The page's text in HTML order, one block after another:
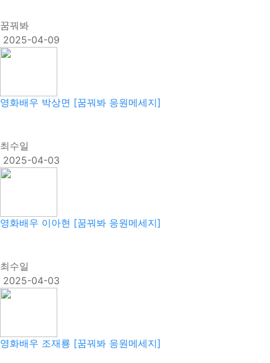
꿈꿔봐
2025-04-09
영화배우 박상면 [꿈꿔봐 응원메세지]
최수일
2025-04-03
영화배우 이아현 [꿈꿔봐 응원메세지]
최수일
2025-04-03
영화배우 조재룡 [꿈꿔봐 응원메세지]